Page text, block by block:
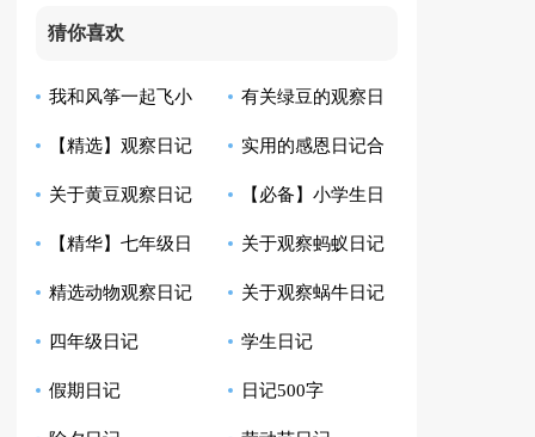
猜你喜欢
我和风筝一起飞小
学生日记
有关绿豆的观察日
记模板汇总10篇
【精选】观察日记
汇总9篇
实用的感恩日记合
集8篇
关于黄豆观察日记
合集八篇
【必备】小学生日
记范文汇总四篇
【精华】七年级日
记集锦10篇
关于观察蚂蚁日记
范文6篇
精选动物观察日记
四篇
关于观察蜗牛日记
范文七篇
四年级日记 学生日记
假期日记 日记500字